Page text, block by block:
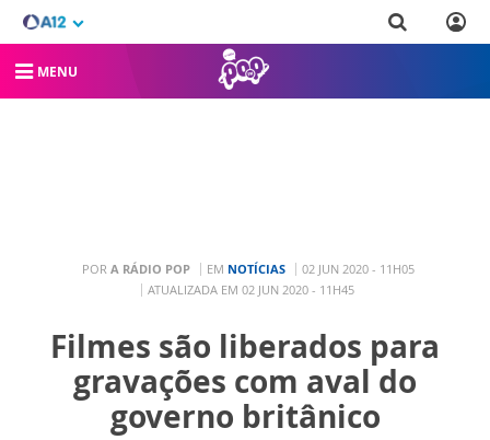
MENU
POR A RÁDIO POP EM NOTÍCIAS
02 JUN 2020 - 11H05
ATUALIZADA EM 02 JUN 2020 - 11H45
Filmes são liberados para
gravações com aval do
governo britânico